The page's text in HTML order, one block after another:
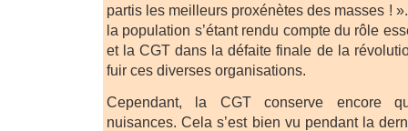
partis les meilleurs proxénètes des masses !
la population s’étant rendu compte du rôle
et la CGT dans la défaite finale de la
fuir ces diverses organisations.
Cependant, la CGT conserve encore
nuisances. Cela s’est bien vu pendant la